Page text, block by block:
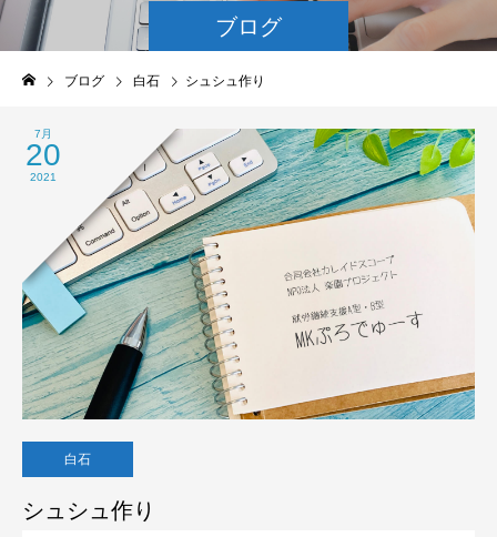
ブログ
ブログ 白石 シュシュ作り
7月
20
2021
白石
シュシュ作り